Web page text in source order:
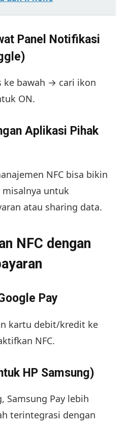
Panel Notifikasi
ke bawah → cari ikon
ON.
Aplikasi Pihak
NFC bisa bikin
untuk
atau sharing data.
NFC dengan
Pay
kartu debit/kredit ke
NFC.
HP Samsung)
Samsung Pay lebih
terintegrasi dengan